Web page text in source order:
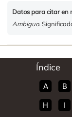
Datos para citar en
Ambiguo.
Índice
A B
H I